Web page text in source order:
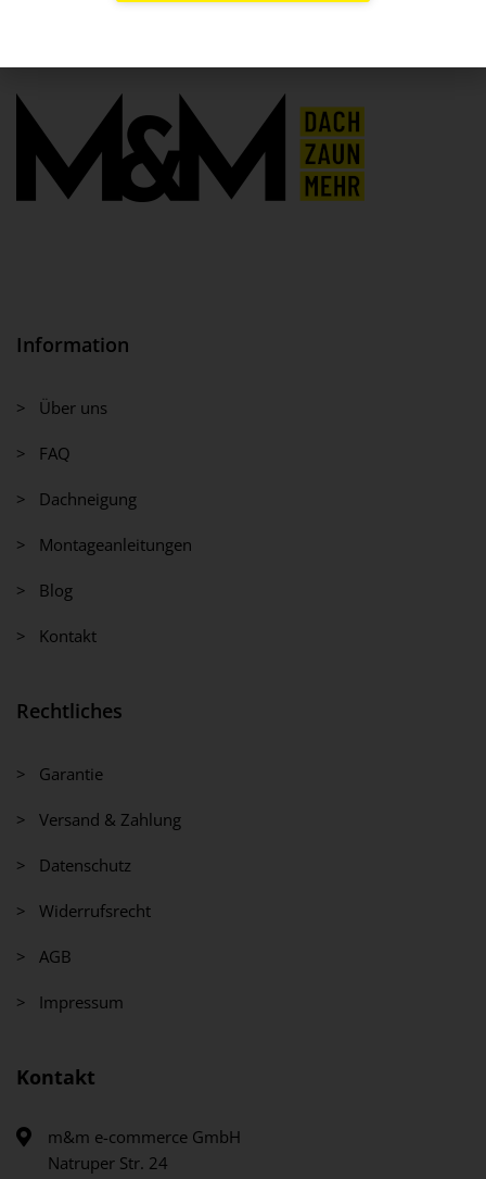
Information
> Über uns
> FAQ
> Dachneigung
> Montageanleitungen
> Blog
> Kontakt
Rechtliches
> Garantie
> Versand & Zahlung
> Datenschutz
> Widerrufsrecht
> AGB
> Impressum
Kontakt
m&m e-commerce GmbH
Natruper Str. 24